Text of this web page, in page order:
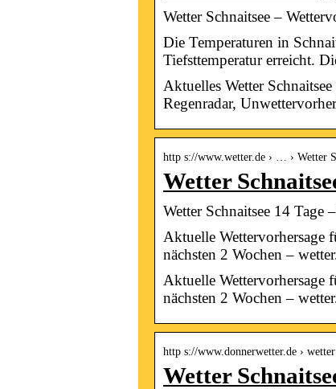
Wetter Schnaitsee –
Die Temperaturen in
Tiefsttemperatur erreicht.
Aktuelles Wetter
Regenradar,
http s://www.wetter.de › … › Wetter
Wetter
Wetter Schnaitsee 14 Tage
Aktuelle
nächsten 2 Wochen –
Aktuelle
nächsten 2 Wochen –
http s://www.donnerwetter.de › wetter
Wetter